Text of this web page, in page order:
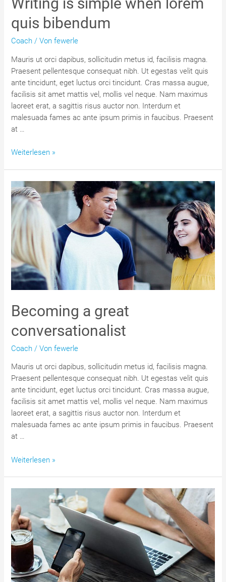
quis bibendum
Coach / Vonfewerle
Mauris ut orci dapibus, sollicitudin metus id, facilisis magna.
Praesent pellentesque consequat nibh. Ut egestas velit quis
ante tincidunt, eget luctus orci tincidunt. Cras massa augue,
facilisis sit amet mattis vel, mollis vel neque. Nam maximus
laoreet erat, a sagittis risus auctor non. Interdum et
malesuada fames ac ante ipsum primis in faucibus. Praesent
at …
Writing
when
lorem
quis
bibendum
Weiterlesen »
Becoming a great
conversationalist
Coach / Vonfewerle
Mauris ut orci dapibus, sollicitudin metus id, facilisis magna.
Praesent pellentesque consequat nibh. Ut egestas velit quis
ante tincidunt, eget luctus orci tincidunt. Cras massa augue,
facilisis sit amet mattis vel, mollis vel neque. Nam maximus
laoreet erat, a sagittis risus auctor non. Interdum et
malesuada fames ac ante ipsum primis in faucibus. Praesent
at …
Becoming
conversationalist
Weiterlesen »